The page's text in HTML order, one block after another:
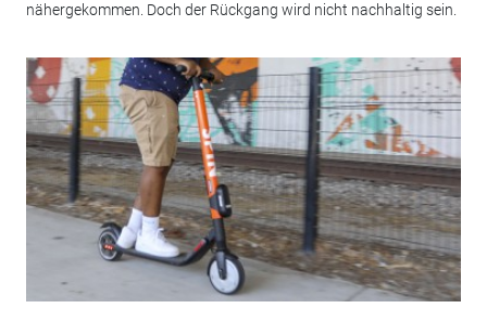
nähergekommen. Doch der Rückgang wird nicht nachhaltig sein.